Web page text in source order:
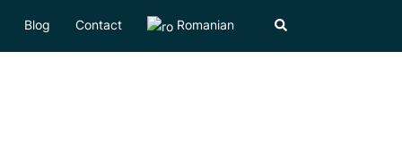
Blog Contact Romanian